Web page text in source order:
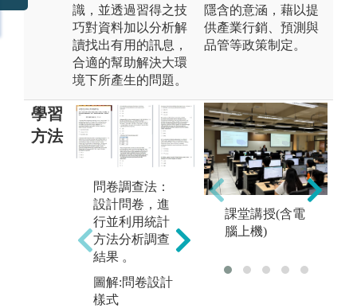
識，並透過習得之技
巧對資料加以分析解
讀找出有用的訊息，
合適的幫助解決大環
境下所產生的問題。
隱含的意涵，藉以提
供產業行銷、預測與
品管等政策制定。
學習
方法
問卷調查法：
設計問卷，進
行並利用統計
方法分析調查
結果 。
圖解:問卷設計
樣式
統計數據分
析：運用統計
工具分析資料
課堂講授(含電
腦上機)